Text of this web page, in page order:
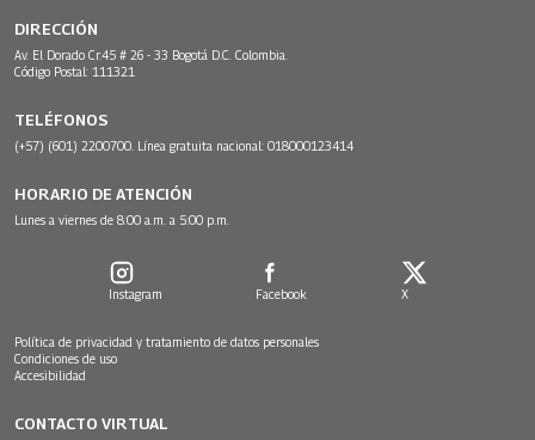
DIRECCIÓN
Av. El Dorado Cr.45 # 26 - 33 Bogotá D.C. Colombia.
Código Postal: 111321
TELÉFONOS
(+57) (601) 2200700. Línea gratuita nacional: 018000123414
HORARIO DE ATENCIÓN
Lunes a viernes de 8:00 a.m. a 5:00 p.m.
Instagram Facebook X
Política de privacidad y tratamiento de datos personales
Condiciones de uso
Accesibilidad
CONTACTO VIRTUAL